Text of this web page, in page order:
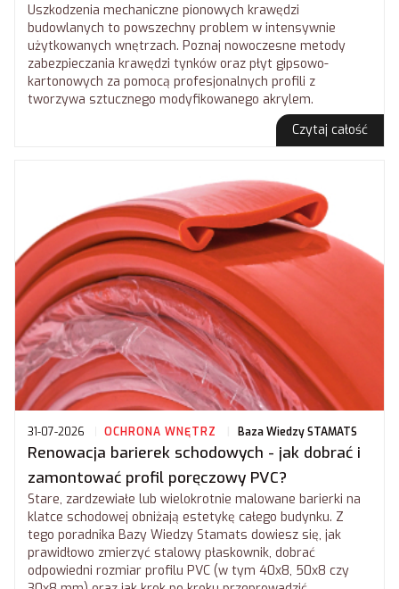
Uszkodzenia mechaniczne pionowych krawędzi
budowlanych to powszechny problem w intensywnie
użytkowanych wnętrzach. Poznaj nowoczesne metody
zabezpieczania krawędzi tynków oraz płyt gipsowo-
kartonowych za pomocą profesjonalnych profili z
tworzywa sztucznego modyfikowanego akrylem.
Czytaj całość
31-07-2026 OCHRONA WNĘTRZ Baza Wiedzy STAMATS
Renowacja barierek schodowych - jak dobrać i
zamontować profil poręczowy PVC?
Stare, zardzewiałe lub wielokrotnie malowane barierki na
klatce schodowej obniżają estetykę całego budynku. Z
tego poradnika Bazy Wiedzy Stamats dowiesz się, jak
prawidłowo zmierzyć stalowy płaskownik, dobrać
odpowiedni rozmiar profilu PVC (w tym 40x8, 50x8 czy